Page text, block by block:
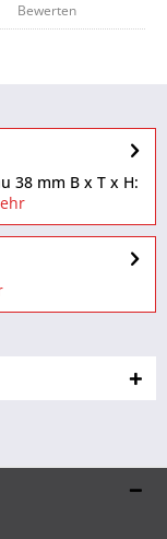
Bewerten
38 mm B x T x H: